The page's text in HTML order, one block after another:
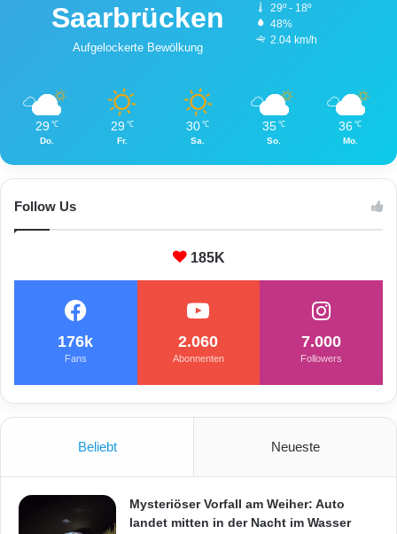
Saarbrücken
Aufgelockerte Bewölkung
29º - 18º
48%
2.04 km/h
29 ℃
Do.
29 ℃
Fr.
30 ℃
Sa.
35 ℃
So.
36 ℃
Mo.
Follow Us
185K
176k
Fans
2.060
Abonnenten
7.000
Followers
Beliebt Neueste
Mysteriöser Vorfall am Weiher: Auto
landet mitten in der Nacht im Wasser